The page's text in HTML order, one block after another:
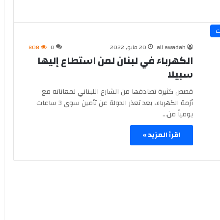
ali awadah 20 مايو, 2022 0
808
الكهرباء في لبنان لمن استطاع إليها
سبيلا
قصص كثيرة تصادفها من الشارع اللبناني لمعاناته مع
أزمة الكهرباء، بعد تعذر الدولة عن تأمين سوى 3 ساعات
يومياً من…
اقرأ المزيد »